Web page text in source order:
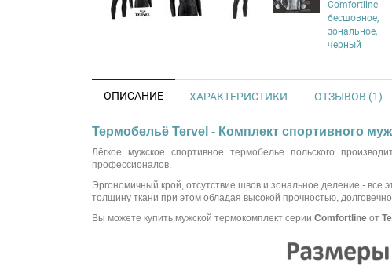
ОПИСАНИЕ ХАРАКТЕРИСТИКИ ОТЗЫВОВ (1)
Термобельё Tervel - Комплект спортивного
Лёгкое мужское спортивное термобелье польского
профессионалов.
Эргономичный крой, отсутствие швов и зональное деление,-
толщину ткани при этом обладая высокой прочностью,
Вы можете купить мужской термокомплект серии Comfortline от